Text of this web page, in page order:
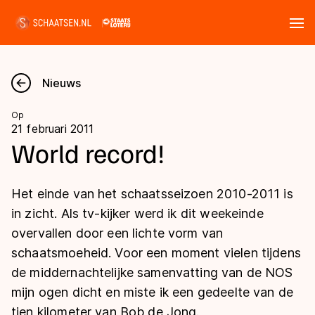
Nieuws
Kalender
Marathon
Langebaan
Inlineskaten
Uitslagen
Langebaan
Shorttrack
Marathon
Tijden & historie
Ranglijsten Langebaan
Nieuws
Op
21 februari 2011
World record!
Het einde van het schaatsseizoen 2010-2011 is
in zicht. Als tv-kijker werd ik dit weekeinde
overvallen door een lichte vorm van
schaatsmoeheid. Voor een moment vielen tijdens
de middernachtelijke samenvatting van de NOS
mijn ogen dicht en miste ik een gedeelte van de
tien kilometer van Bob de Jong.